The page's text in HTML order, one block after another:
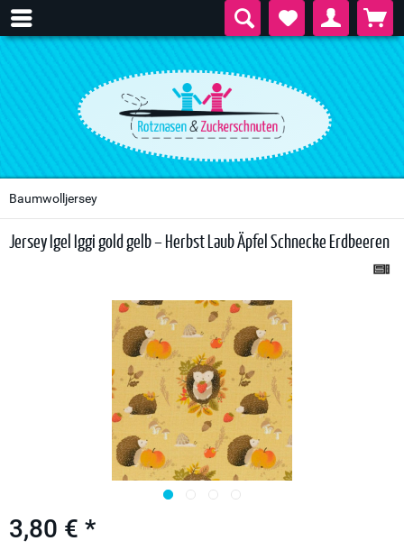
Baumwolljersey
Jersey Igel Iggi gold gelb – Herbst Laub Äpfel Schnecke Erdbeeren
3,80 € *